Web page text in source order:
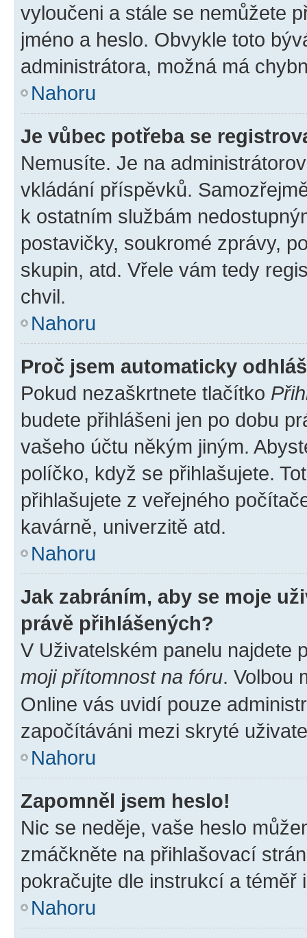
vyloučeni a stále se nemůžete
jméno a heslo. Obvykle toto
administrátora, možná má
Nahoru
Je vůbec potřeba se
Nemusíte. Je na
vkládání příspěvků.
k ostatním službám
postavičky, soukromé zprávy,
skupin, atd. Vřele vám tedy
chvil.
Nahoru
Proč jsem automaticky
Pokud nezaškrtnete tlačítko
budete přihlášeni jen po dobu
vašeho účtu někým jiným.
políčko, když se přihlašujete.
přihlašujete z veřejného
kavárně, univerzitě atd.
Nahoru
Jak zabráním, aby se moje
právě přihlášených?
V Uživatelském panelu najdete
moji přítomnost na fóru. Volbou
Online vás uvidí pouze
započítáváni mezi skryté
Nahoru
Zapomněl jsem heslo!
Nic se neděje, vaše heslo
zmáčkněte na přihlašovací
pokračujte dle instrukcí a téměř
Nahoru